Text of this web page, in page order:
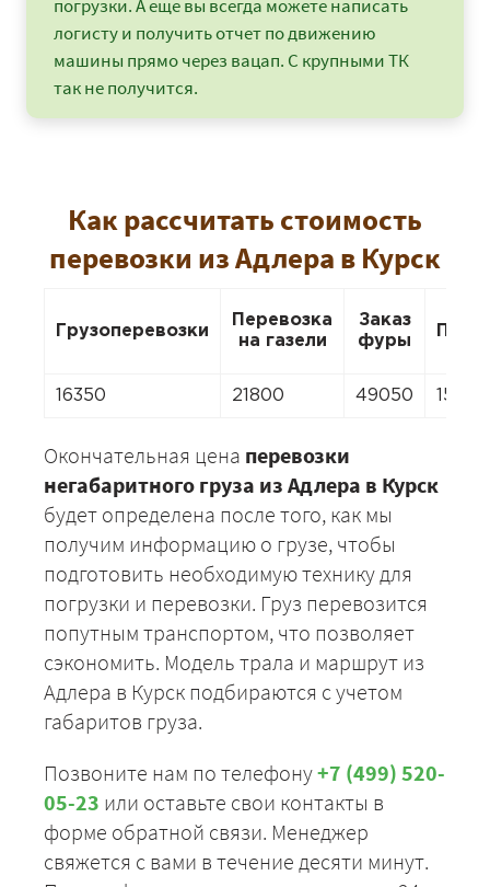
погрузки. А еще вы всегда можете написать
логисту и получить отчет по движению
машины прямо через вацап. С крупными ТК
так не получится.
Как рассчитать стоимость
перевозки из Адлера в Курск
Грузоперевозки
Перевозка
на газели
Заказ
фуры
16350 21800 49050 15260
Окончательная цена перевозки
негабаритного груза из Адлера в Курск
будет определена после того, как мы
получим информацию о грузе, чтобы
подготовить необходимую технику для
погрузки и перевозки. Груз перевозится
попутным транспортом, что позволяет
сэкономить. Модель трала и маршрут из
Адлера в Курск подбираются с учетом
габаритов груза.
Позвоните нам по телефону+7 (499) 520-
05-23 или оставьте свои контакты в
форме обратной связи. Менеджер
свяжется с вами в течение десяти минут.